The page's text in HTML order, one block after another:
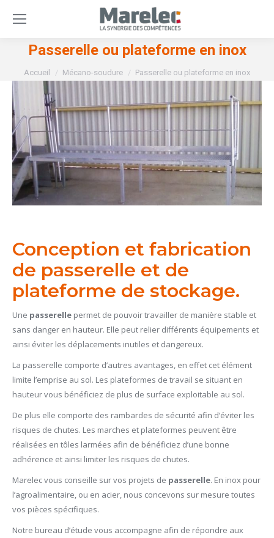
Passerelle ou plateforme en inox
Vous êtes ici :
Accueil Mécano-soudure Passerelle ou plateforme en inox
Conception et fabrication
de passerelle et de
plateforme de stockage.
Une passerelle permet de pouvoir travailler de manière stable et
sans danger en hauteur. Elle peut relier différents équipements et
ainsi éviter les déplacements inutiles et dangereux.
La passerelle comporte d’autres avantages, en effet cet élément
limite l’emprise au sol. Les plateformes de travail se situant en
hauteur vous bénéficiez de plus de surface exploitable au sol.
De plus elle comporte des rambardes de sécurité afin d’éviter les
risques de chutes. Les marches et plateformes peuvent être
réalisées en tôles larmées afin de bénéficiez d’une bonne
adhérence et ainsi limiter les risques de chutes.
Marelec vous conseille sur vos projets de passerelle. En inox pour
l’agroalimentaire, ou en acier, nous concevons sur mesure toutes
vos pièces spécifiques.
Notre bureau d’étude vous accompagne afin de répondre aux